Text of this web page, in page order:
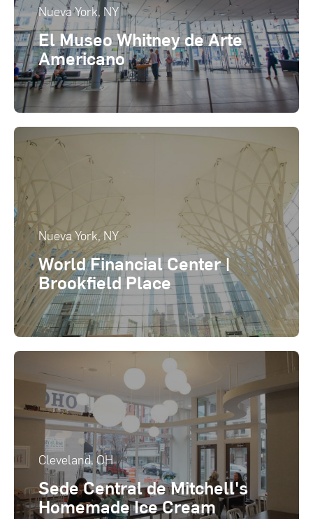
Nueva York, NY
El Museo Whitney de Arte
Americano
Nueva York, NY
World Financial Center |
Brookfield Place
Cleveland, OH
Sede Central de Mitchell's
Homemade Ice Cream